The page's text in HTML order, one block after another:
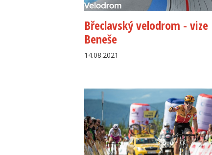
Břeclavský velodrom - vize
Beneše
14.08.2021